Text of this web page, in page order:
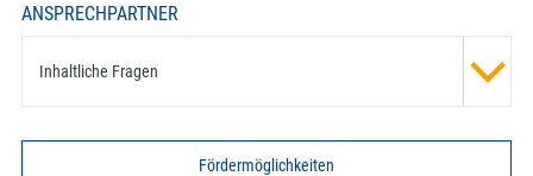
ANSPRECHPARTNER
Inhaltliche Fragen
Fördermöglichkeiten